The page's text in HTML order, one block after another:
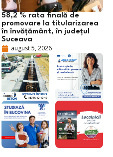
58,2 % rata finală de
promovare la titularizarea
în învățământ, în județul
Suceava
august 5, 2026